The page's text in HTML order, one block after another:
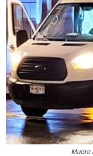
Muere